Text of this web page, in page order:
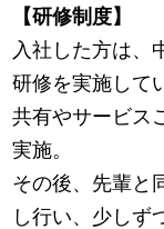
【研修制度】
入社した方は、
研修を実施して
共有やサービス
実施。
その後、先輩と
し行い、少しず